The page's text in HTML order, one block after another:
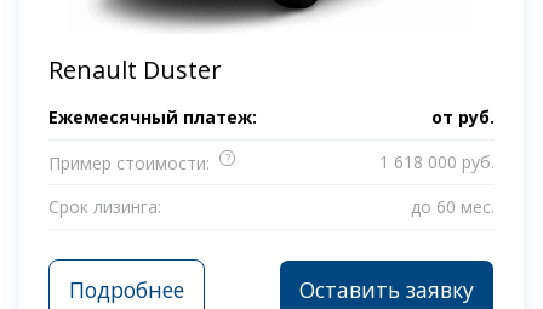
Renault Duster
Ежемесячный платеж: от руб.
Пример стоимости:
?
1 618 000 руб.
Срок лизинга:
до 60 мес.
Подробнее Оставить заявку